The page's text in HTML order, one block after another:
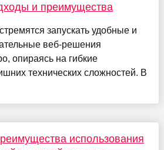
и преимущества
запускать удобные и
веб-решения
опираясь на гибкие
технических сложностей. В
использования